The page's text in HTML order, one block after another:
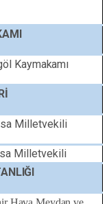
Kaymakamı
Milletvekili
Milletvekili